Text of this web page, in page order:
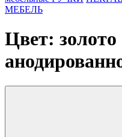
МЕБЕЛЬ
Цвет: